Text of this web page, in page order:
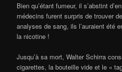
Bien qu’étant fumeur, il s’abstint
médecins furent surpris de trouver
analyses de sang, ils l’auraient été
la nicotine !
Jusqu’à sa mort, Walter Schirra
cigarettes, la bouteille vide et le «